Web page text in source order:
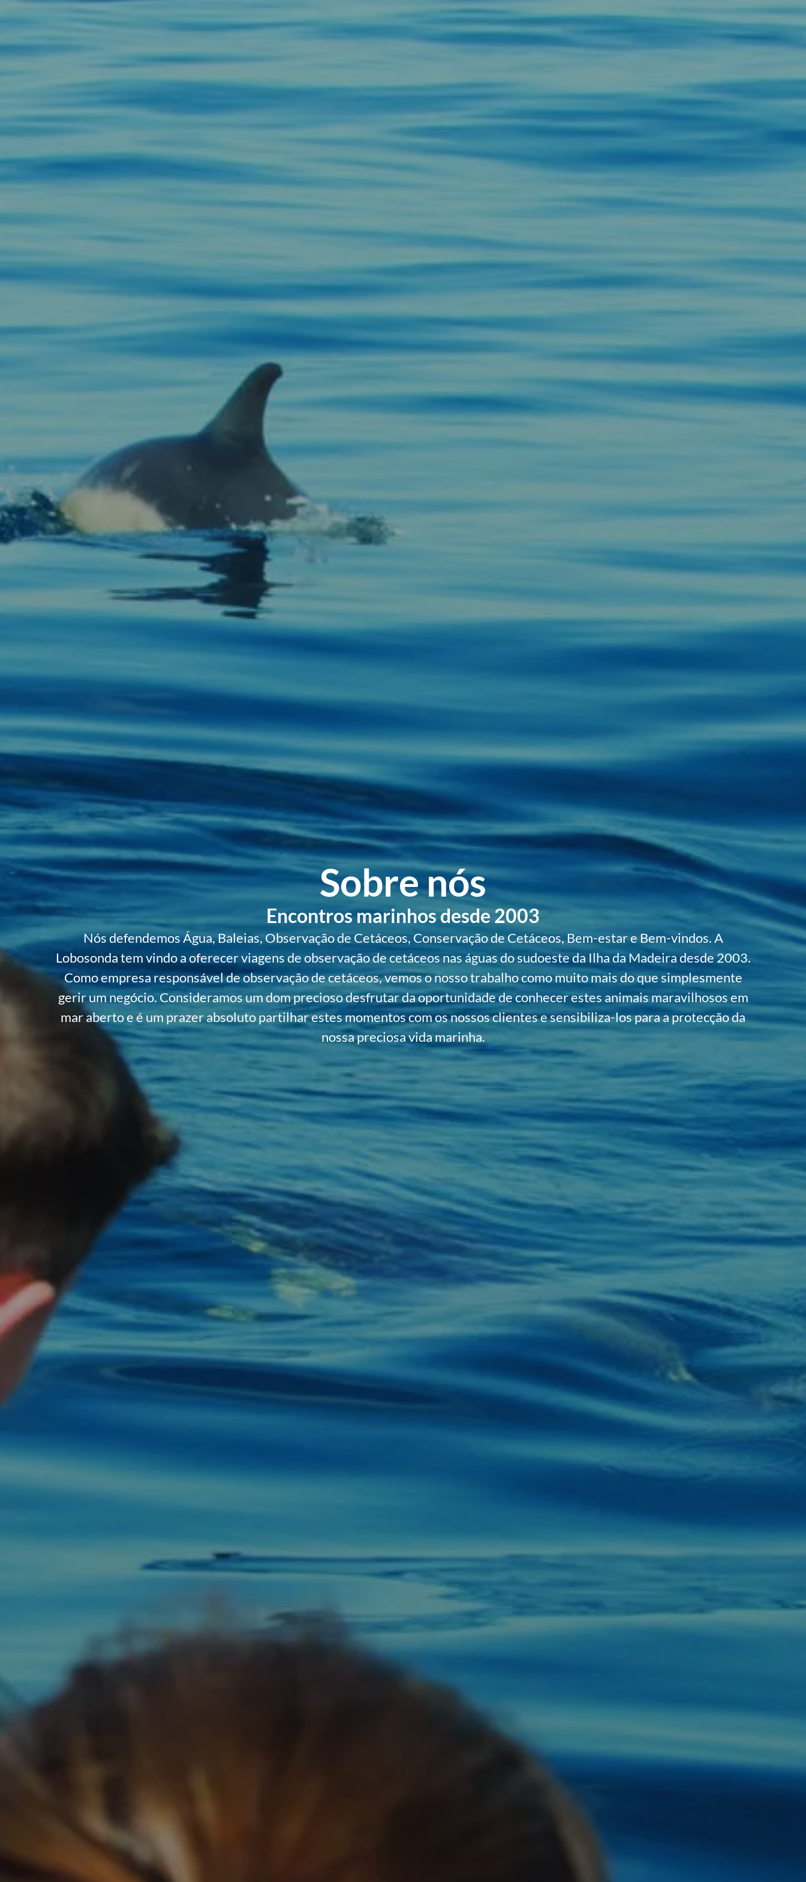
Sobre nós
Encontros marinhos desde 2003
Nós defendemos Água, Baleias, Observação de Cetáceos, Conservação de Cetáceos, Bem-estar e Bem-vindos. A
Lobosonda tem vindo a oferecer viagens de observação de cetáceos nas águas do sudoeste da Ilha da Madeira desde 2003.
Como empresa responsável de observação de cetáceos, vemos o nosso trabalho como muito mais do que simplesmente
gerir um negócio. Consideramos um dom precioso desfrutar da oportunidade de conhecer estes animais maravilhosos em
mar aberto e é um prazer absoluto partilhar estes momentos com os nossos clientes e sensibiliza-los para a protecção da
nossa preciosa vida marinha.